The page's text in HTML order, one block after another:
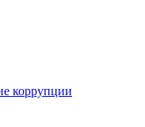
коррупции